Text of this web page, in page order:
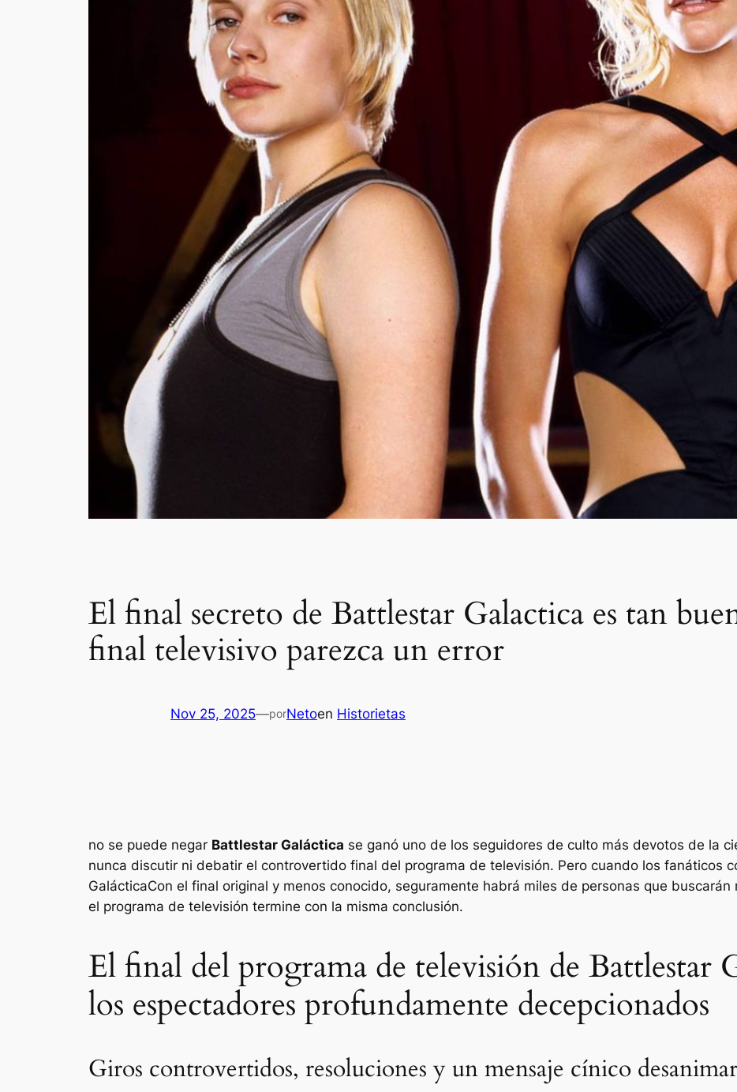
El final secreto de Battlestar Galactica es tan
final televisivo parezca un error
Nov 25, 2025—porNetoen Historietas
no se puede negar Battlestar Galáctica se ganó uno de los seguidores de culto más devotos de la
nunca discutir ni debatir el controvertido final del programa de televisión. Pero cuando los fanáticos
GalácticaCon el final original y menos conocido, seguramente habrá miles de personas que
el programa de televisión termine con la misma conclusión.
El final del programa de televisión de Battlestar
los espectadores profundamente decepcionados
Giros controvertidos, resoluciones y un mensaje cínico